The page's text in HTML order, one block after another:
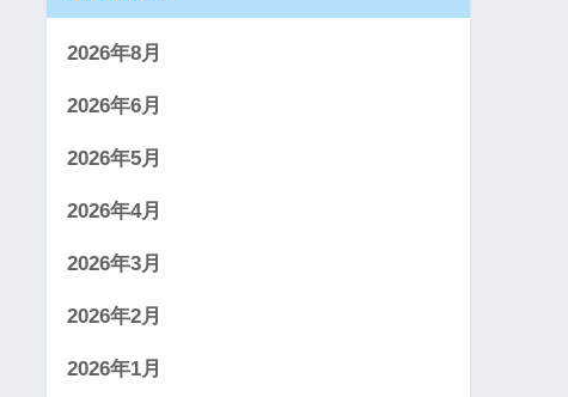
2026年8月
2026年6月
2026年5月
2026年4月
2026年3月
2026年2月
2026年1月